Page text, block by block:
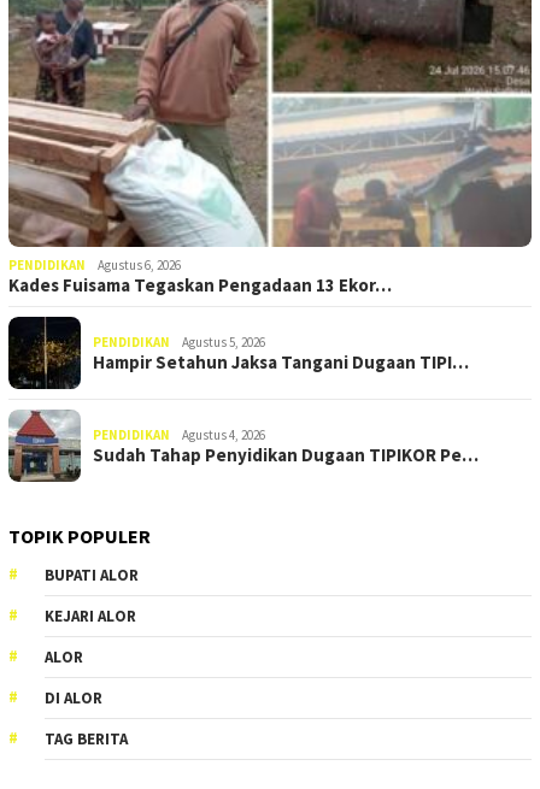
PENDIDIKAN Agustus 6, 2026
Kades Fuisama Tegaskan Pengadaan 13 Ekor…
PENDIDIKAN Agustus 5, 2026
Hampir Setahun Jaksa Tangani Dugaan TIPI…
PENDIDIKAN Agustus 4, 2026
Sudah Tahap Penyidikan Dugaan TIPIKOR Pe…
TOPIK POPULER
BUPATI ALOR
KEJARI ALOR
ALOR
DI ALOR
TAG BERITA